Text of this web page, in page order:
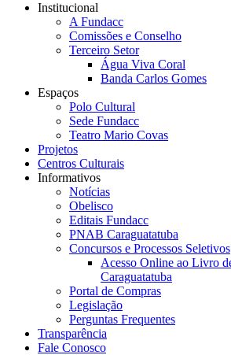
Institucional
A Fundacc
Comissões e Conselho
Terceiro Setor
Água Viva Coral
Banda Carlos Gomes
Espaços
Polo Cultural
Sede Fundacc
Teatro Mario Covas
Projetos
Centros Culturais
Informativos
Notícias
Obelisco
Editais Fundacc
PNAB Caraguatatuba
Concursos e Processos Seletivos
Acesso Online ao Livro
Caraguatatuba
Portal de Compras
Legislação
Perguntas Frequentes
Transparência
Fale Conosco